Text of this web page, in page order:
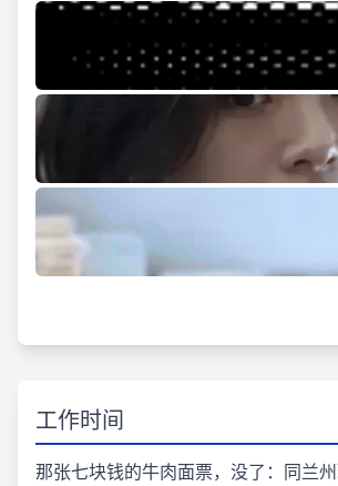
工作时间
那张七块钱的牛肉面票，没了：同兰